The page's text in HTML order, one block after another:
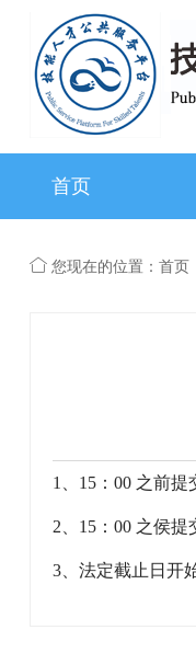
首页
您现在的位置：首页
1、15：00 之前
2、15：00 之侯
3、法定截止日开